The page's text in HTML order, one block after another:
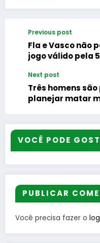
Previous post
Fla e Vasco não
jogo válido pela
Next post
Três homens
planejar matar
VOCÊ PODE
PUBLICAR
Você precisa fazer o